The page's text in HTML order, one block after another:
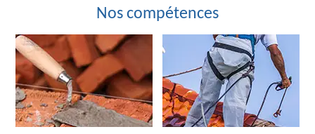
Nos compétences